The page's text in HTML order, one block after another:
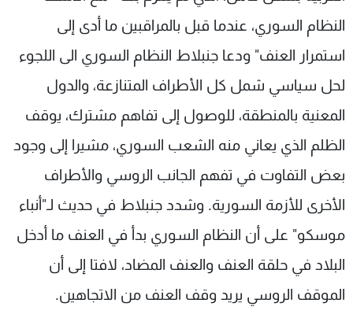
النظام السوري، عندما قبل بالمراقبين ما أدى إلى
استمرار العنف" ودعا جنبلاط النظام السوري الى اللجوء
لحل سياسي شمل كل الأطراف المتنازعة، والدول
المعنية بالمنطقة، للوصول إلى تفاهم مشترك، يوقف
الظلم الذي يعاني منه الشعب السوري، مشيرا إلى وجود
بعض التفاوت في تفهم الجانب الروسي والأطراف
الأخرى للأزمة السورية. وشدد جنبلاط في حديث لـ"أنباء
موسكو" على أن النظام السوري بدأ في العنف ما أدخل
البلاد في حلقة العنف والعنف المضاد، لافتا إلى أن
الموقف الروسي يريد وقف العنف من الاتجاهين.